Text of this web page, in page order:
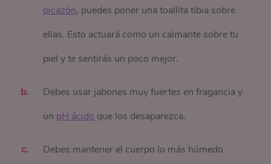
picazón, puedes poner una toallita tibia sobre
ellas. Esto actuará como un calmante sobre tu
piel y te sentirás un poco mejor.
Debes usar jabones muy fuertes en fragancia y
un pH ácido que los desaparezca.
Debes mantener el cuerpo lo más húmedo